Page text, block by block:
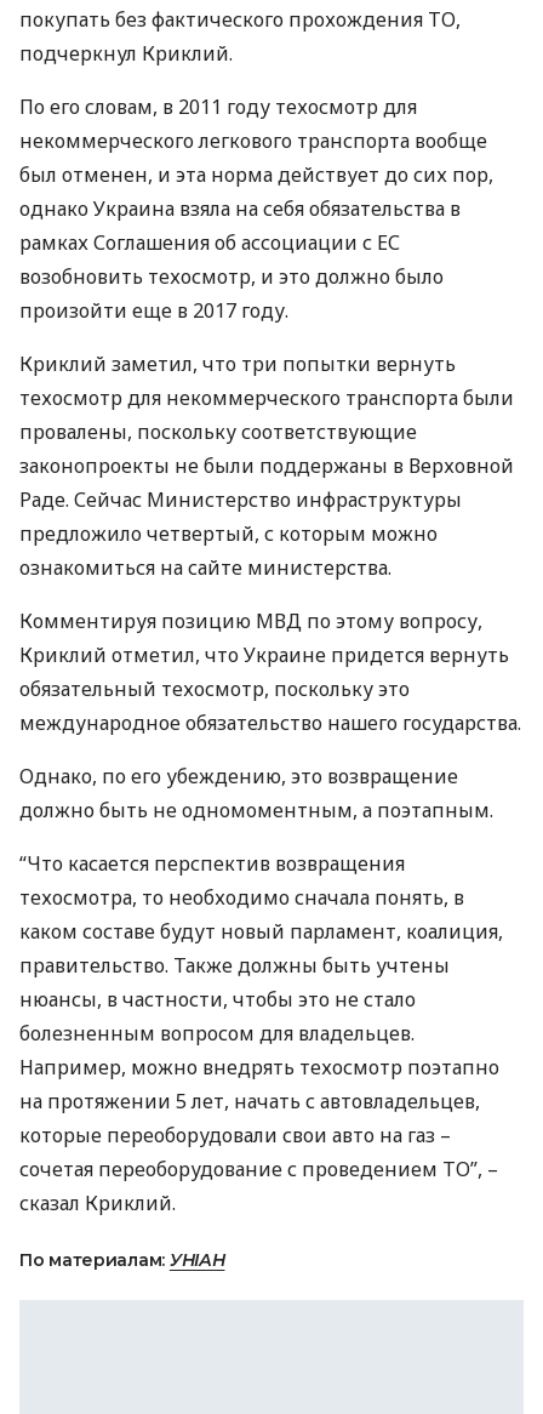
покупать без фактического прохождения ТО,
подчеркнул Криклий.
По его словам, в 2011 году техосмотр для
некоммерческого легкового транспорта вообще
был отменен, и эта норма действует до сих пор,
однако Украина взяла на себя обязательства в
рамках Соглашения об ассоциации с ЕС
возобновить техосмотр, и это должно было
произойти еще в 2017 году.
Криклий заметил, что три попытки вернуть
техосмотр для некоммерческого транспорта были
провалены, поскольку соответствующие
законопроекты не были поддержаны в Верховной
Раде. Сейчас Министерство инфраструктуры
предложило четвертый, с которым можно
ознакомиться на сайте министерства.
Комментируя позицию МВД по этому вопросу,
Криклий отметил, что Украине придется вернуть
обязательный техосмотр, поскольку это
международное обязательство нашего государства.
Однако, по его убеждению, это возвращение
должно быть не одномоментным, а поэтапным.
“Что касается перспектив возвращения
техосмотра, то необходимо сначала понять, в
каком составе будут новый парламент, коалиция,
правительство. Также должны быть учтены
нюансы, в частности, чтобы это не стало
болезненным вопросом для владельцев.
Например, можно внедрять техосмотр поэтапно
на протяжении 5 лет, начать с автовладельцев,
которые переоборудовали свои авто на газ –
сочетая переоборудование с проведением ТО”, –
сказал Криклий.
По материалам: УНІАН